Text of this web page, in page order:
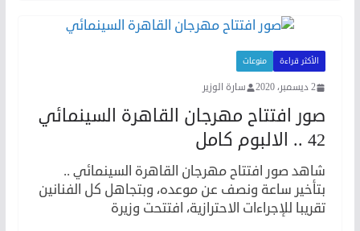
الأكثر قراءة منوعات
2 ديسمبر، 2020 سارة الوزير
صور افتتاح مهرجان القاهرة السينمائي
42 .. الالبوم كامل
شاهد صور افتتاح مهرجان القاهرة السينمائي ..
بتأخير ساعة ونصف عن موعده، وبتجاهل كل الفنانين
تقريبا للإجراءات الاحترازية، افتتحت وزيرة